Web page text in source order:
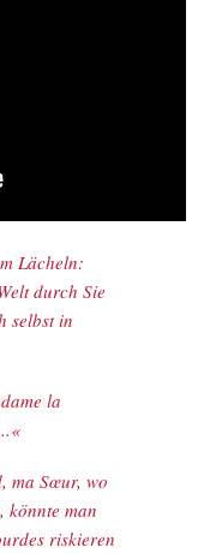
Lächeln:
durch Sie
selbst in
la
ma Sœur, wo
könnte man
riskieren